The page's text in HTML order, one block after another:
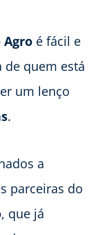
Agro é fácil e
de quem está
um lenço
.
a
parceiras do
, que já